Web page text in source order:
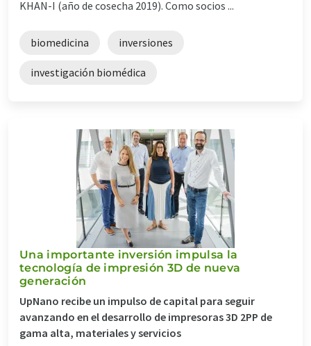
KHAN-I (año de cosecha 2019). Como socios ...
biomedicina inversiones
investigación biomédica
Una importante inversión impulsa la
tecnología de impresión 3D de nueva
generación
UpNano recibe un impulso de capital para seguir
avanzando en el desarrollo de impresoras 3D 2PP de
gama alta, materiales y servicios